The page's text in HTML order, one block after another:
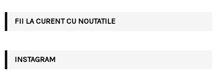
FII LA CURENT CU NOUTATILE
INSTAGRAM